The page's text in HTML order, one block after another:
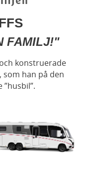
FAMILJ!"
konstruerade
som han på den